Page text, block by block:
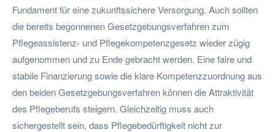
Fundament für eine zukunftssichere Versorgung. Auch sollten
die bereits begonnenen Gesetzgebungsverfahren zum
Pflegeassistenz- und Pflegekompetenzgesetz wieder zügig
aufgenommen und zu Ende gebracht werden. Eine faire und
stabile Finanzierung sowie die klare Kompetenzzuordnung aus
den beiden Gesetzgebungsverfahren können die Attraktivität
des Pflegeberufs steigern. Gleichzeitig muss auch
sichergestellt sein, dass Pflegebedürftigkeit nicht zur